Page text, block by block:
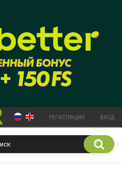
РЕГИСТРАЦИЯ ВХОД